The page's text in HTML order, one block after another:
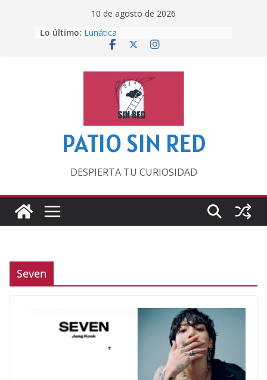
10 de agosto de 2026
Lo último: Lunática
Pero, hasta entonces…
‘La broma infinita’ de recomendar
lecturas veraniegas
Otra del Mundial
PATIO SIN RED
DESPIERTA TU CURIOSIDAD
Seven